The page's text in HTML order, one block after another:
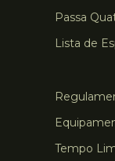
Passa
Lista de
Tempo